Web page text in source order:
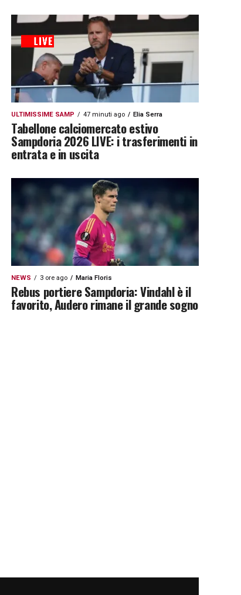
ULTIMISSIME SAMP 47 minuti ago Elia Serra
Tabellone calciomercato estivo
Sampdoria 2026 LIVE: i trasferimenti in
entrata e in uscita
NEWS 3 ore ago Maria Floris
Rebus portiere Sampdoria: Vindahl è il
favorito, Audero rimane il grande sogno